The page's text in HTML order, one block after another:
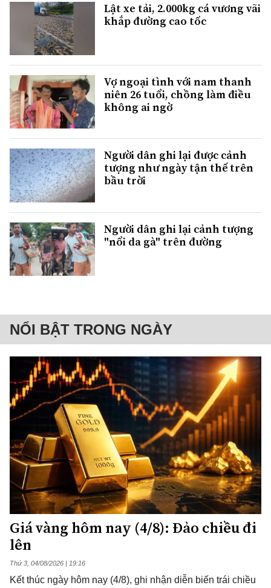
Lật xe tải, 2.000kg cá vương vãi
khắp đường cao tốc
Vợ ngoại tình với nam thanh
niên 26 tuổi, chồng làm điều
không ai ngờ
Người dân ghi lại được cảnh
tượng như ngày tận thế trên
bầu trời
Người dân ghi lại cảnh tượng
"nổi da gà" trên đường
NỔI BẬT TRONG NGÀY
Giá vàng hôm nay (4/8): Đảo chiều đi
lên
Thứ 3, 04/08/2026 | 19:16
Kết thúc ngày hôm nay (4/8), ghi nhận diễn biến trái chiều